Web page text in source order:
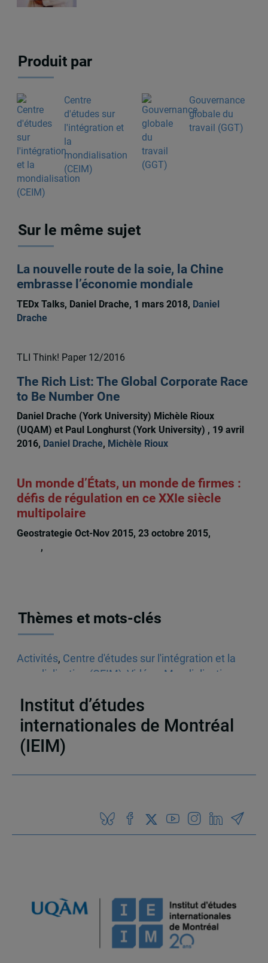
Produit par
Centre
d'études sur
l'intégration et
la
mondialisation
(CEIM)
Gouvernance
globale du
travail (GGT)
Sur le même sujet
La nouvelle route de la soie, la Chine
embrasse l’économie mondiale
TEDx Talks, Daniel Drache, 1 mars 2018, Daniel
Drache
TLI Think! Paper 12/2016
The Rich List: The Global Corporate Race
to Be Number One
Daniel Drache (York University) Michèle Rioux
(UQAM) et Paul Longhurst (York University) , 19 avril
2016, Daniel Drache, Michèle Rioux
Un monde d’États, un monde de firmes :
défis de régulation en ce XXIe siècle
multipolaire
Geostrategie Oct-Nov 2015, 23 octobre 2015,
,
Thèmes et mots-clés
Activités, Centre d'études sur l'intégration et la
mondialisation (CEIM) Vidéos Mondialisation
Institut d’études
internationales de Montréal
(IEIM)